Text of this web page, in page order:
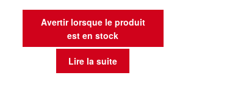
Avertir lorsque le produit
est en stock
Lire la suite